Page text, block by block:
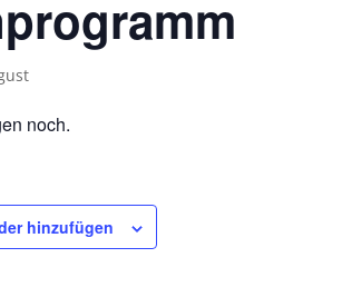
noch.
hinzufügen